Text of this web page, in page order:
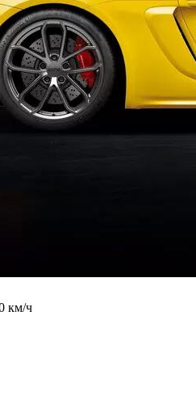
км/ч